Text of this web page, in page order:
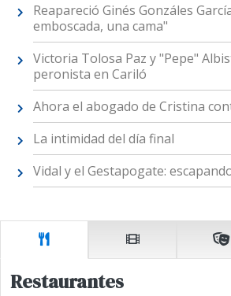
Reapareció Ginés Gonzáles
emboscada, una cama"
Victoria Tolosa Paz y "Pepe"
peronista en Cariló
Ahora el abogado de Cristina
La intimidad del día final
Vidal y el Gestapogate:
Restaurantes